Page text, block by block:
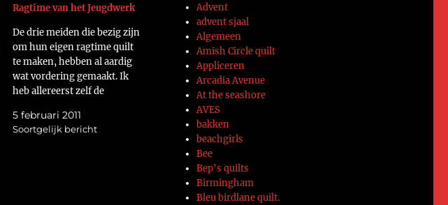
Ragtime van het Jeugdwerk
De drie meiden die bezig zijn
om hun eigen ragtime quilt
te maken, hebben al aardig
wat vordering gemaakt. Ik
heb allereerst zelf de
blokken gesneden. Dit zie je
op de eerste foto. De meiden
5 februari 2011
Soortgelijk bericht
Advent
advent sjaal
Algemeen
Amish Circle quilt
Appliceren
Arcadia Avenue
At the seashore
AVES
bakken
beachgirls
Bee
Bep's quilts
Birmingham
Bleu birdlane quilt.